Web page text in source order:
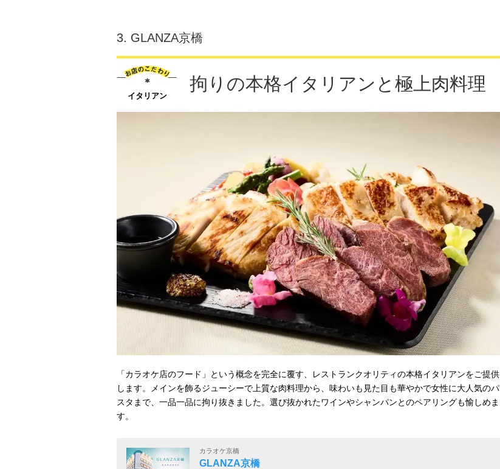
3. GLANZA京橋
イタリアン
拘りの本格イタリアンと極上肉料理
「カラオケ店のフード」という概念を完全に覆す、レストランクオリティの本格イタリアンをご提供
します。メインを飾るジューシーで上質な肉料理から、味わいも見た目も華やかで女性に大人気のパ
スタまで、一品一品に拘り抜きました。選び抜かれたワインやシャンパンとのペアリングも愉しめま
す。
カラオケ京橋
GLANZA京橋